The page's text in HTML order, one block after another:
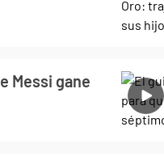
Messi gane